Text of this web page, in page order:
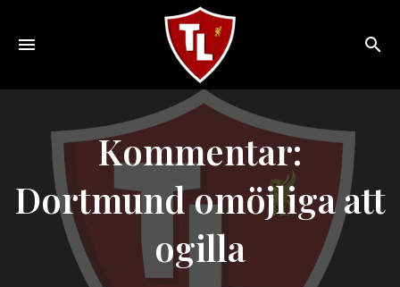
Sveriges
största
Liverpool
online
magazine!
Kommentar:
Dortmund omöjliga att
ogilla